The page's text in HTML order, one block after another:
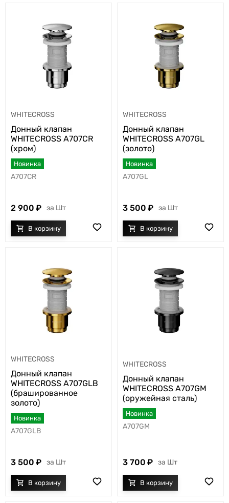
WHITECROSS
Донный клапан
WHITECROSS A707CR
(хром)
Новинка
A707CR
2 900 Шт
WHITECROSS
Донный клапан
WHITECROSS A707GL
(золото)
Новинка
A707GL
3 500 Шт
WHITECROSS
Донный клапан
WHITECROSS A707GLB
(брашированное
золото)
Новинка
A707GLB
3 500 Шт
WHITECROSS
Донный клапан
WHITECROSS A707GM
(оружейная сталь)
Новинка
A707GM
3 700 Шт